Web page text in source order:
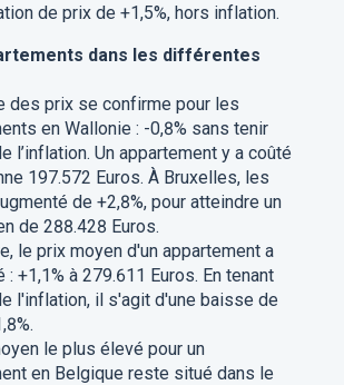
de prix de +1,5%, hors inflation.
dans les différentes
des prix se confirme pour les
en Wallonie : -0,8% sans tenir
l’inflation. Un appartement y a coûté
197.572 Euros. À Bruxelles, les
de +2,8%, pour atteindre un
de 288.428 Euros.
le prix moyen d'un appartement a
: +1,1% à 279.611 Euros. En tenant
l'inflation, il s'agit d'une baisse de
le plus élevé pour un
en Belgique reste situé dans le